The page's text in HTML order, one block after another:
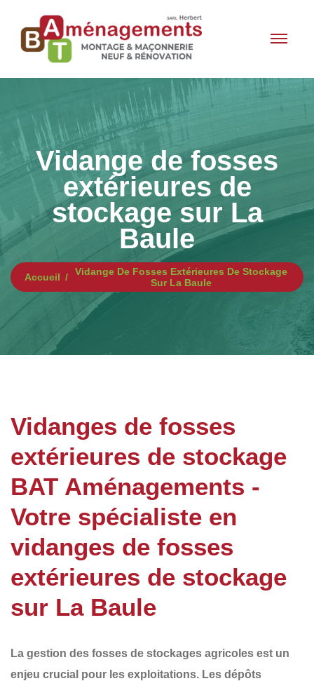
Vidange de fosses
extérieures de
stockage sur La
Baule
Accueil
Vidange De Fosses Extérieures De Stockage
Sur La Baule
Vidanges de fosses
extérieures de stockage
BAT Aménagements -
Votre spécialiste en
vidanges de fosses
extérieures de stockage
sur La Baule
La gestion des fosses de stockages agricoles est un
enjeu crucial pour les exploitations. Les dépôts